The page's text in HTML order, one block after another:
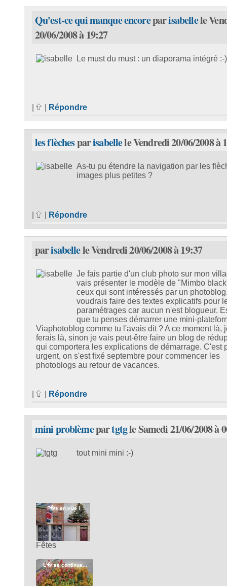
Qu'est-ce qui manque encoreparisabellele
20/06/2008 à 19:27
Le must du must : un diaporama intégré :-)
Répondre
les flèchesparisabellele Vendredi 20/06/2008 à
As-tu pu étendre la navigation par les
images plus petites ?
Répondre
parisabellele Vendredi 20/06/2008 à 19:37
Je fais partie d'un club photo sur mon
vais présenter le modèle de "Mimbo
ceux qui sont intéressés par un
voudrais faire des textes explicatifs pour
paramétrages car aucun n'est blogueur.
que tu penses démarrer une mini-
Viaphotoblog comme tu l'avais dit ? A ce moment là,
ferais là, sinon je vais peut-être faire un blog de
qui comportera les explications de démarrage. C'est
urgent, on s'est fixé septembre pour commencer les
photoblogs au retour de vacances.
Répondre
mini problèmepartgtgle Samedi 21/06/2008 à
tout mini mini :-)
Fêtes